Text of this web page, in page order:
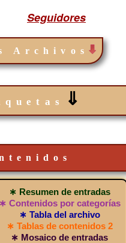
Seguidores
Archivos
⇓
∗ Resumen de entradas
∗ Contenidos por categorías
∗ Tabla del archivo
∗ Tablas de contenidos 2
∗ Mosaico de entradas